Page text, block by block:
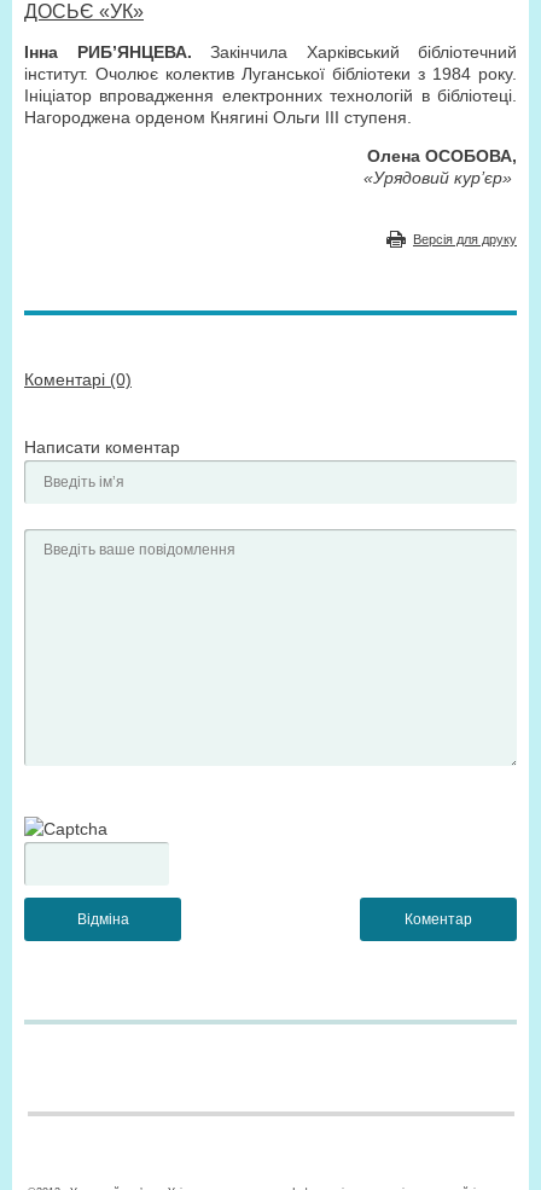
ДОСЬЄ «УК»
Інна РИБ’ЯНЦЕВА. Закінчила Харківський бібліотечний
інститут. Очолює колектив Луганської бібліотеки з 1984 року.
Ініціатор впровадження електронних технологій в бібліотеці.
Нагороджена орденом Княгині Ольги III ступеня.
Олена ОСОБОВА,
«Урядовий кур’єр»
Версія для друку
Коментарі (0)
Написати коментар